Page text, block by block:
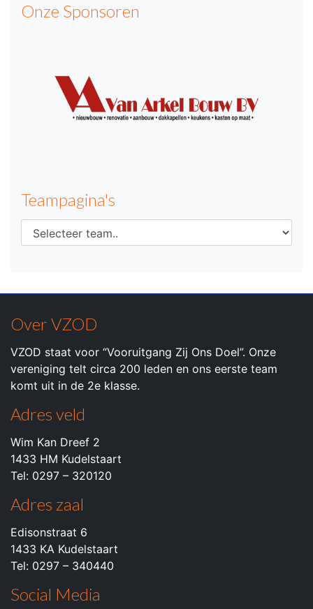
Onze Sponsoren
Teampagina's
Over VZOD
VZOD staat voor “Vooruitgang Zij Ons Doel”. Onze
vereniging telt circa 200 leden en ons eerste team
komt uit in de 2e klasse.
Adres veld
Wim Kan Dreef 2
1433 HM Kudelstaart
Tel: 0297 – 320120
Adres zaal
Edisonstraat 6
1433 KA Kudelstaart
Tel: 0297 – 340440
Social Media